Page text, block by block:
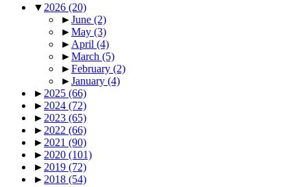
▼ 2026 (20)
►June (2)
►May (3)
► April (4)
►March (5)
►February (2)
►January (4)
► 2025 (66)
► 2024 (72)
► 2023 (65)
► 2022 (66)
► 2021 (90)
► 2020 (101)
► 2019 (72)
► 2018 (54)